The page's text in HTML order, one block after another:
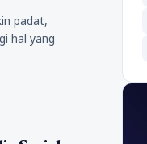
padat,
hal yang